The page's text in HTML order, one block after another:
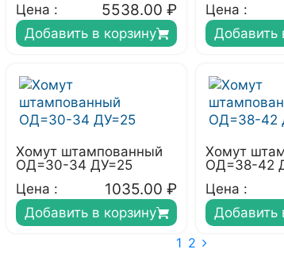
Цена :
5538.00 ₽
Добавить в корзину
Цена :
Добавить
Хомут штампованный
ОД=30-34 ДУ=25
Цена :
1035.00 ₽
Добавить в корзину
Хомут
ОД=38-42
Цена :
Добавить
1 2